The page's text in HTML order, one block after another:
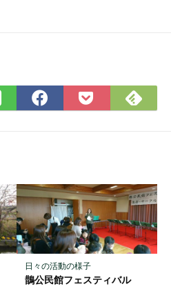
LINE
で
Facebook
で
Pocket
に
で
日々の活動の様子
鵲公民館フェスティバル